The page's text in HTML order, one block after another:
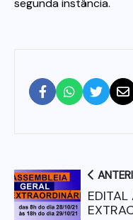
segunda instância.
EDITAL